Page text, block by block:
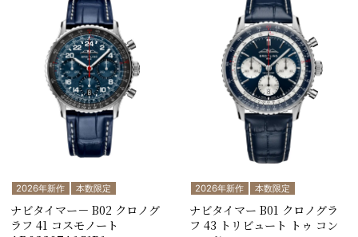
2026年新作 本数限定
ナビタイマー－ B02 クロノグ
ラフ 41 コスモノート
2026年新作 本数限定
ナビタイマー B01 クロノグラ
フ 43 トリビュート トゥ コン